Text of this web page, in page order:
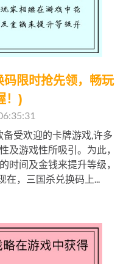
限时抢先领，畅玩
！)
受欢迎的卡牌游戏,许多
及游戏性所吸引。为此，
时间及金钱来提升等级，
在，三国杀兑换码上...